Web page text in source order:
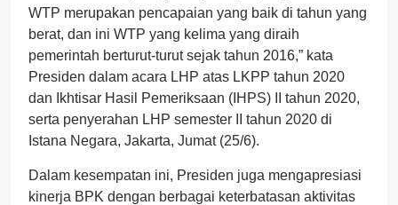
WTP merupakan pencapaian yang baik di tahun yang
berat, dan ini WTP yang kelima yang diraih
pemerintah berturut-turut sejak tahun 2016,” kata
Presiden dalam acara LHP atas LKPP tahun 2020
dan Ikhtisar Hasil Pemeriksaan (IHPS) II tahun 2020,
serta penyerahan LHP semester II tahun 2020 di
Istana Negara, Jakarta, Jumat (25/6).
Dalam kesempatan ini, Presiden juga mengapresiasi
kinerja BPK dengan berbagai keterbatasan aktivitas